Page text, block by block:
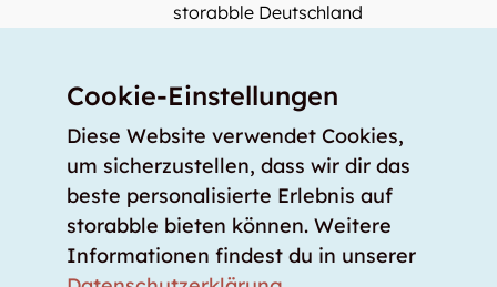
storabble Deutschland
Mehr über storabble
Medienbeiträge
Wie gross muss ein Lagerraum sein?
Was kostet ein Lagerraum?
Für Lageranbieter
Cookie-Einstellungen
Diese Website verwendet Cookies,
um sicherzustellen, dass wir dir das
beste personalisierte Erlebnis auf
storabble bieten können. Weitere
Informationen findest du in unserer